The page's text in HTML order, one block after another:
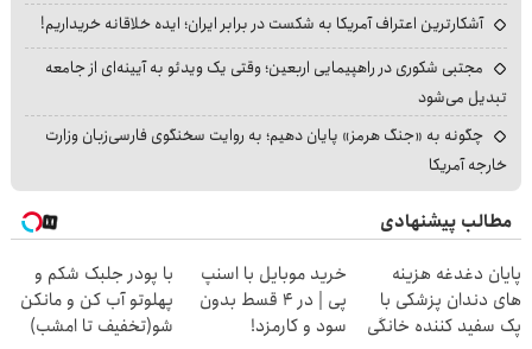
آشکارترین اعتراف آمریکا به شکست در برابر ایران؛ ایده خلاقانه خریداریم!
مجتبی شکوری در راهپیمایی اربعین؛ وقتی یک ویدئو به آیینه‌ای از جامعه
تبدیل می‌شود
چگونه به «جنگ هرمز» پایان دهیم؛ به روایت سخنگوی فارسی‌زبان وزارت
خارجه آمریکا
مطالب پیشنهادی
پایان دغدغه هزینه
های دندان پزشکی با
پک سفید کننده خانگی
خرید موبایل با اسنپ
پی | در ۴ قسط بدون
سود و کارمزد!
با پودر جلبک شکم و
پهلوتو آب کن و مانکن
شو(تخفیف تا امشب)